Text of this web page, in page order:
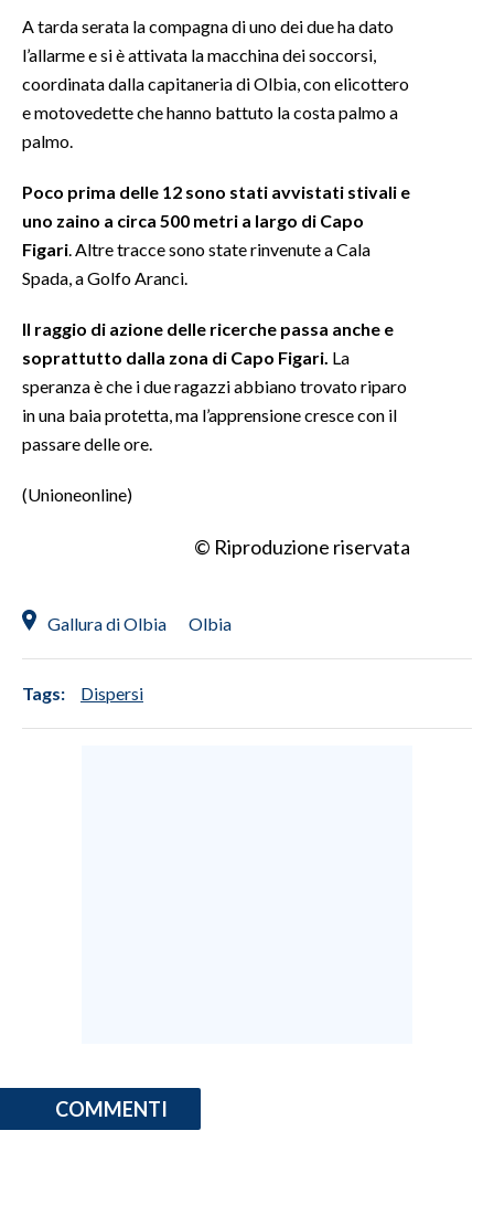
A tarda serata la compagna di uno dei due ha dato
l’allarme e si è attivata la macchina dei soccorsi,
coordinata dalla capitaneria di Olbia, con elicottero
e motovedette che hanno battuto la costa palmo a
palmo.
Poco prima delle 12 sono stati avvistati stivali e
uno zaino a circa 500 metri a largo di Capo
Figari . Altre tracce sono state rinvenute a Cala
Spada, a Golfo Aranci.
Il raggio di azione delle ricerche passa anche e
soprattutto dalla zona di Capo Figari. La
speranza è che i due ragazzi abbiano trovato riparo
in una baia protetta, ma l’apprensione cresce con il
passare delle ore.
(Unioneonline)
© Riproduzione riservata
Gallura di Olbia Olbia
Tags: Dispersi
COMMENTI